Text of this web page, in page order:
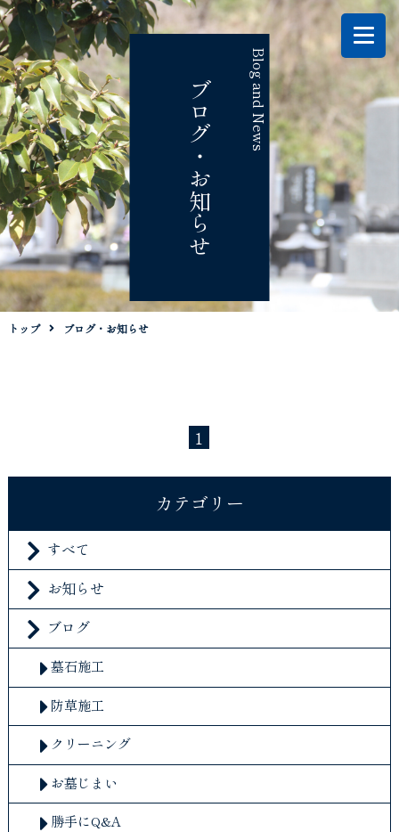
Blog and News
ブログ・お知らせ
トップ ブログ・お知らせ
1
カテゴリー
すべて
お知らせ
ブログ
墓石施工
防草施工
クリーニング
お墓じまい
勝手にQ&A